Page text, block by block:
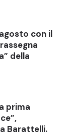
con il
della
prima
Barattelli.